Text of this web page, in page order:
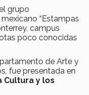
grupo
“Estampas
campus
poco conocidas
de Arte y
fue presentada en
Cultura y los